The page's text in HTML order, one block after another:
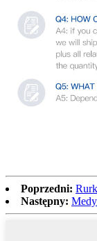
Poprzedni:
Następny: